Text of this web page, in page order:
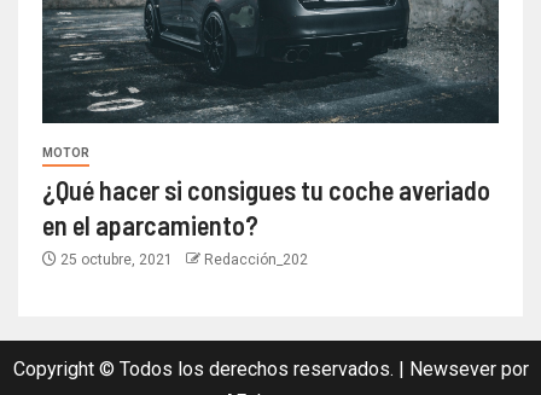
MOTOR
¿Qué hacer si consigues tu coche averiado
en el aparcamiento?
25 octubre, 2021 Redacción_202
Copyright © Todos los derechos reservados. Newseverpor